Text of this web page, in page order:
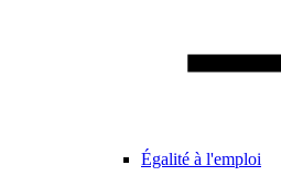
Égalité à l'emploi